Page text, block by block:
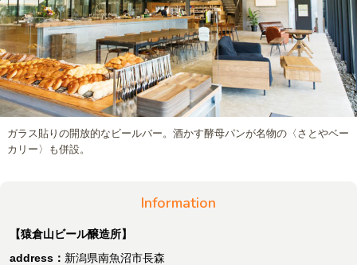
ガラス貼りの開放的なビールバー。酒かす酵母パンが名物の〈さとやベー
カリー〉も併設。
Information
【猿倉山ビール醸造所】
address： 新潟県南魚沼市長森